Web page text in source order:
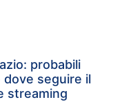
probabili
dove seguire il
streaming